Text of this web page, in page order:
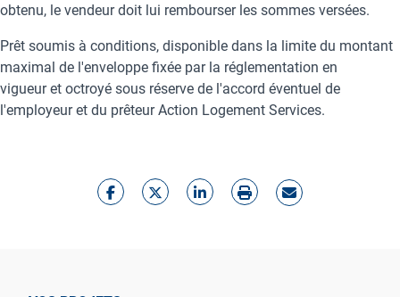
obtenu, le vendeur doit lui rembourser les sommes versées.
Prêt soumis à conditions, disponible dans la limite du montant
maximal de l'enveloppe fixée par la réglementation en
vigueur et octroyé sous réserve de l'accord éventuel de
l'employeur et du prêteur Action Logement Services.